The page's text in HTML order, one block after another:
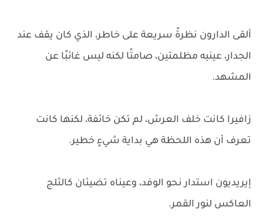
ألقى الدارون نظرةً سريعة على خاطر، الذي كان يقف عند
الجدار، عينيه مظلمتين، صامتًا لكنه ليس غائبًا عن
المشهد.
زافيرا كانت خلف العرش، لم تكن خائفة، لكنها كانت
تعرف أن هذه اللحظة هي بداية شيءٍ خطير.
إيريديون استدار نحو الوفد، وعيناه تضيئان كالثلج
العاكس لنور القمر.